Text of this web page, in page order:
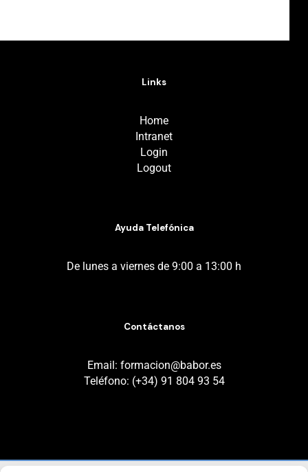
Links
Home
Intranet
Login
Logout
Ayuda Telefónica
De lunes a viernes de 9:00 a 13:00 h
Contáctanos
Email: formacion@babor.es
Teléfono: (+34) 91 804 93 54